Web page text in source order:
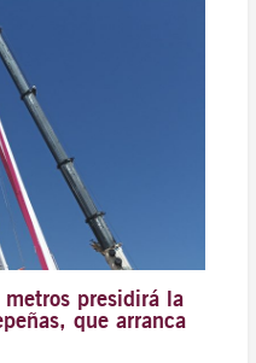
presidirá la
que arranca